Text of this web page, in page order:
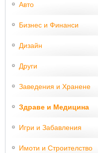
Авто
Бизнес и Финанси
Дизайн
Други
Заведения и Хранене
Здраве и Медицина
Игри и Забавления
Имоти и Строителство